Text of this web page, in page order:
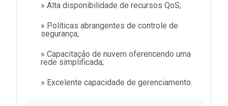
» Alta disponibilidade de recursos QoS;
» Políticas abrangentes de controle de
segurança;
» Capacitação de nuvem oferencendo uma
rede simplificada;
» Excelente capacidade de gerenciamento.